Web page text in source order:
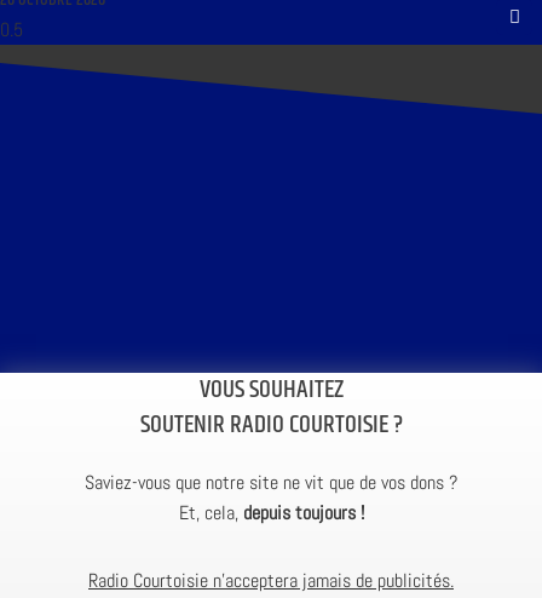
VOUS SOUHAITEZ
SOUTENIR RADIO COURTOISIE ?
Saviez-vous que notre site ne vit que de vos dons ?
Et, cela, depuis toujours !
Radio Courtoisie n’acceptera jamais de publicités.